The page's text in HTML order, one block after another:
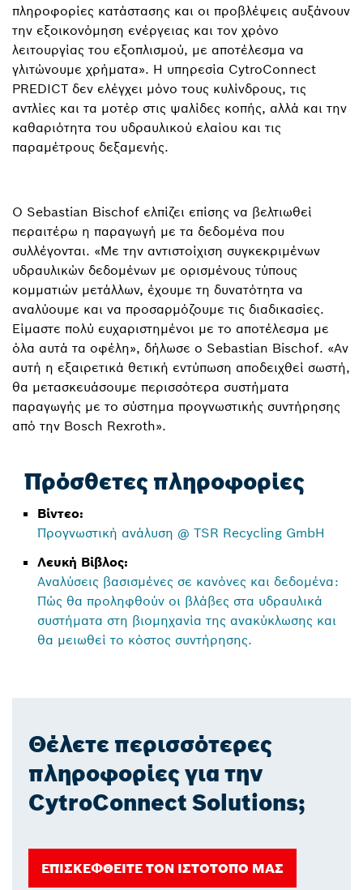
πληροφορίες κατάστασης και οι προβλέψεις αυξάνουν
την εξοικονόμηση ενέργειας και τον χρόνο
λειτουργίας του εξοπλισμού, με αποτέλεσμα να
γλιτώνουμε χρήματα». Η υπηρεσία CytroConnect
PREDICT δεν ελέγχει μόνο τους κυλίνδρους, τις
αντλίες και τα μοτέρ στις ψαλίδες κοπής, αλλά και την
καθαριότητα του υδραυλικού ελαίου και τις
παραμέτρους δεξαμενής.
Ο Sebastian Bischof ελπίζει επίσης να βελτιωθεί
περαιτέρω η παραγωγή με τα δεδομένα που
συλλέγονται. «Με την αντιστοίχιση συγκεκριμένων
υδραυλικών δεδομένων με ορισμένους τύπους
κομματιών μετάλλων, έχουμε τη δυνατότητα να
αναλύουμε και να προσαρμόζουμε τις διαδικασίες.
Είμαστε πολύ ευχαριστημένοι με το αποτέλεσμα με
όλα αυτά τα οφέλη», δήλωσε ο Sebastian Bischof. «Αν
αυτή η εξαιρετικά θετική εντύπωση αποδειχθεί σωστή,
θα μετασκευάσουμε περισσότερα συστήματα
παραγωγής με το σύστημα προγνωστικής συντήρησης
από την Bosch Rexroth».
Πρόσθετες πληροφορίες
Βίντεο:
Προγνωστική ανάλυση @ TSR Recycling GmbH
Λευκή Βίβλος:
Αναλύσεις βασισμένες σε κανόνες και δεδομένα:
Πώς θα προληφθούν οι βλάβες στα υδραυλικά
συστήματα στη βιομηχανία της ανακύκλωσης και
θα μειωθεί το κόστος συντήρησης.
Θέλετε περισσότερες
πληροφορίες για την
CytroConnect Solutions;
ΕΠΙΣΚΕΦΘΕΊΤΕ ΤΟΝ ΙΣΤΌΤΟΠΌ ΜΑΣ